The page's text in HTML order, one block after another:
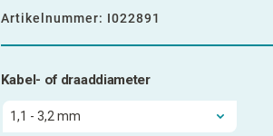
Artikelnummer: I022891
Kabel- of draaddiameter